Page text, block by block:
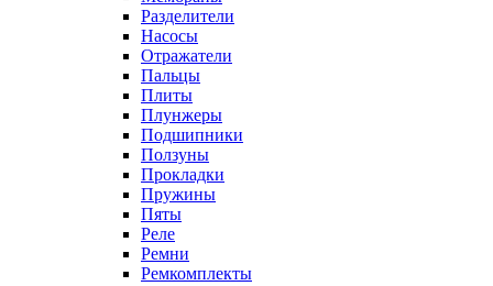
Разделители
Насосы
Отражатели
Пальцы
Плиты
Плунжеры
Подшипники
Ползуны
Прокладки
Пружины
Пяты
Реле
Ремни
Ремкомплекты